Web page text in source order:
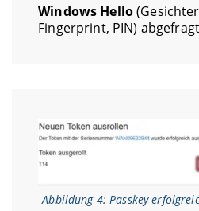
Windows Hello
Fingerprint, PIN)
Abbildung 4: Passkey